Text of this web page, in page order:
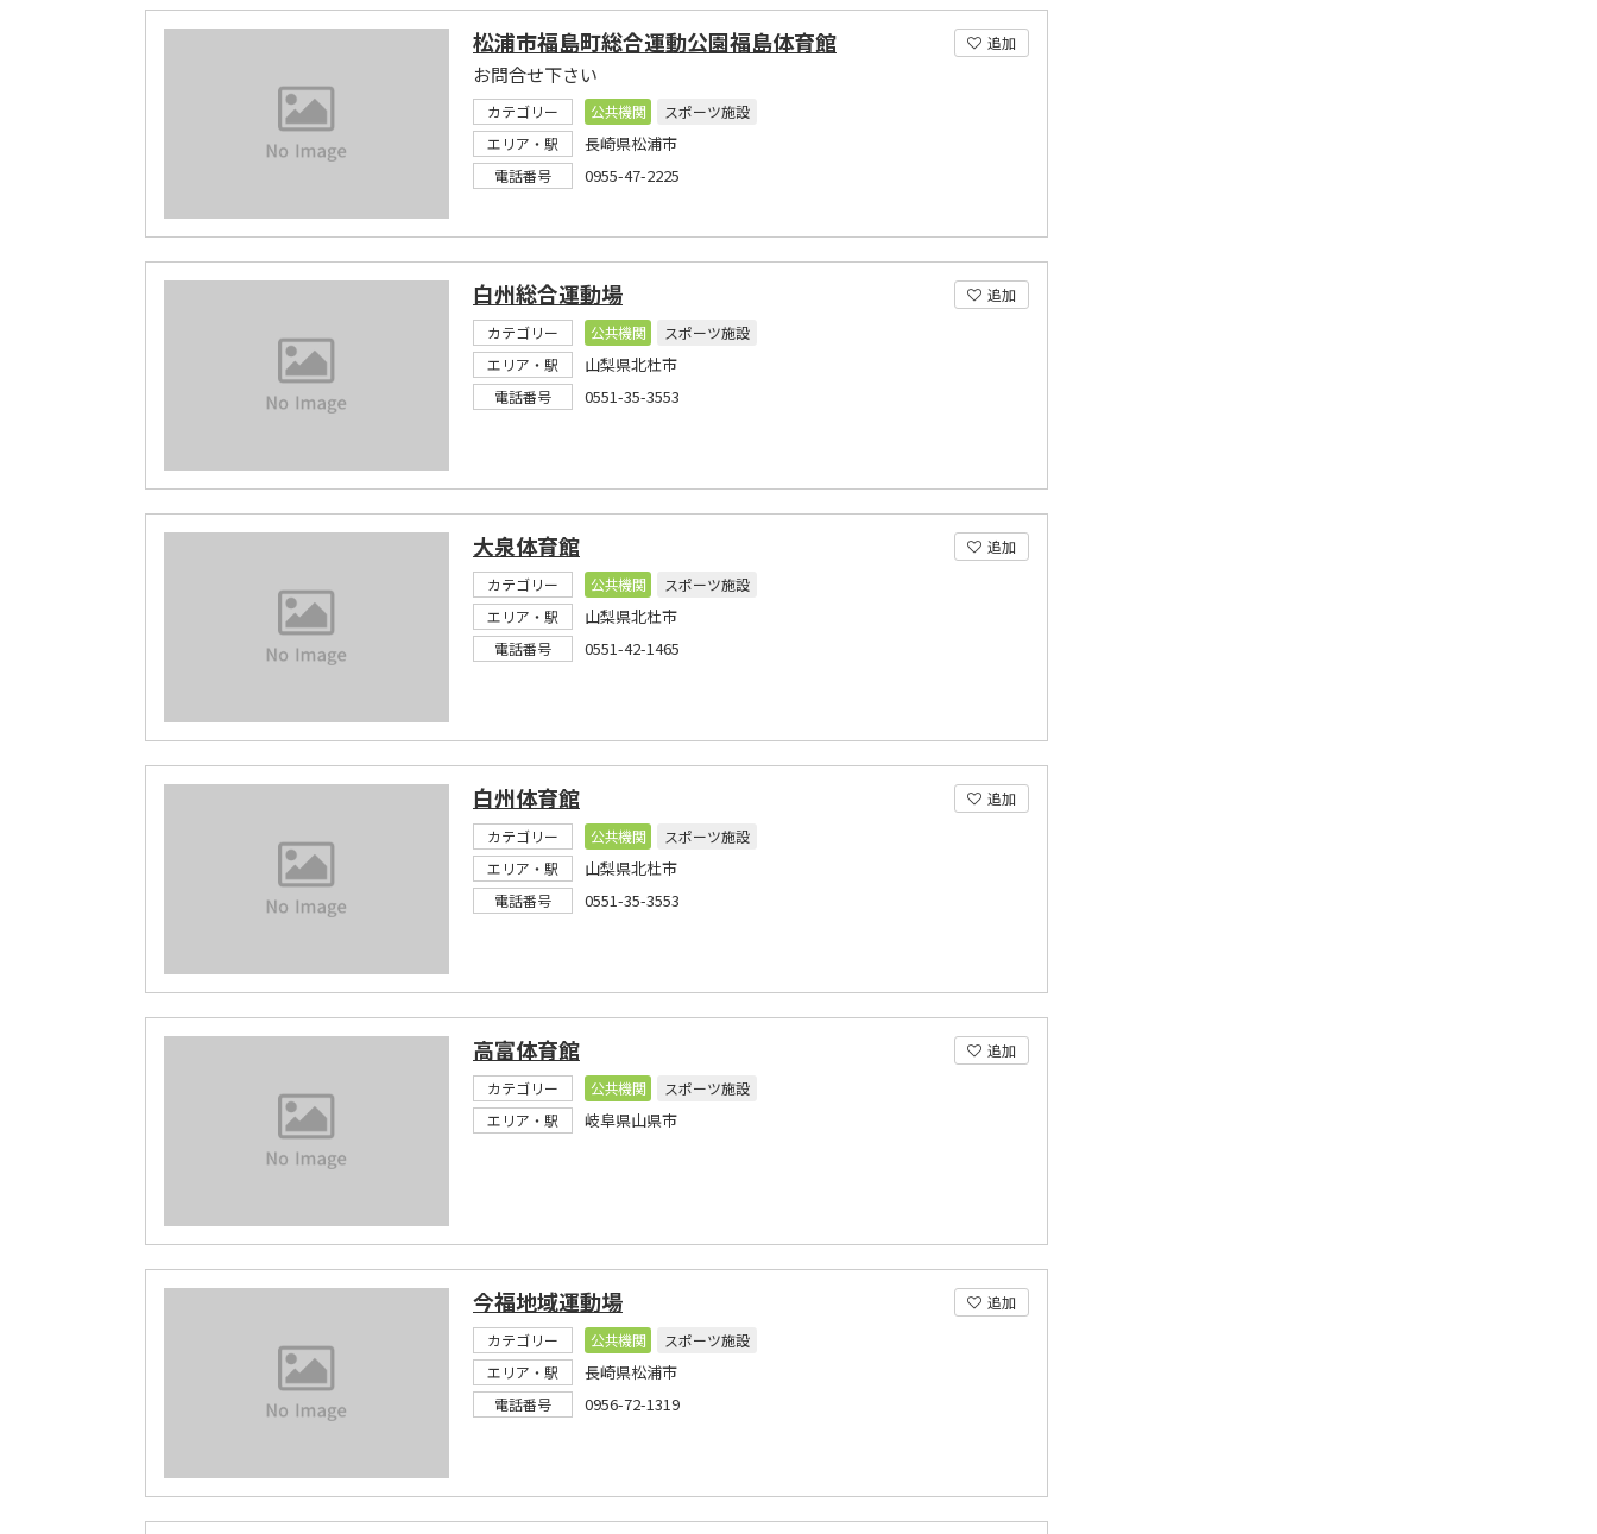
追加
松浦市福島町総合運動公園福島体育館
お問合せ下さい
カテゴリー 公共機関
スポーツ施設
エリア・駅
長崎県松浦市
電話番号 0955-47-2225
追加
白州総合運動場
カテゴリー 公共機関
スポーツ施設
エリア・駅
山梨県北杜市
電話番号 0551-35-3553
追加
大泉体育館
カテゴリー 公共機関
スポーツ施設
エリア・駅
山梨県北杜市
電話番号 0551-42-1465
追加
白州体育館
カテゴリー 公共機関
スポーツ施設
エリア・駅
山梨県北杜市
電話番号 0551-35-3553
追加
高富体育館
カテゴリー 公共機関
スポーツ施設
エリア・駅
岐阜県山県市
追加
今福地域運動場
カテゴリー 公共機関
スポーツ施設
エリア・駅
長崎県松浦市
電話番号 0956-72-1319